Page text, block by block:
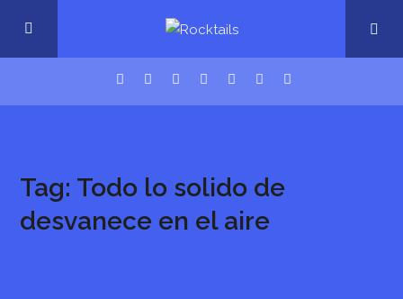
Cigarrillos en la cama
Tag: Todo lo solido de
desvanece en el aire